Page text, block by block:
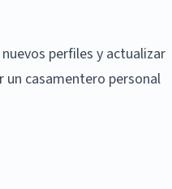
perfiles y actualizar
un casamentero personal